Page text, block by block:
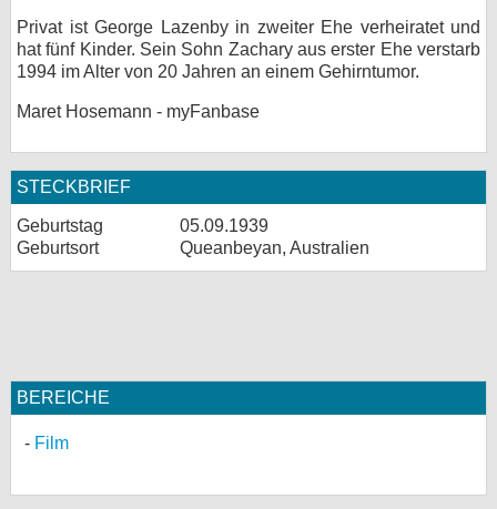
Privat ist George Lazenby in zweiter Ehe verheiratet und
hat fünf Kinder. Sein Sohn Zachary aus erster Ehe verstarb
1994 im Alter von 20 Jahren an einem Gehirntumor.
Maret Hosemann - myFanbase
STECKBRIEF
Geburtstag
05.09.1939
Geburtsort
Queanbeyan, Australien
BEREICHE
Film